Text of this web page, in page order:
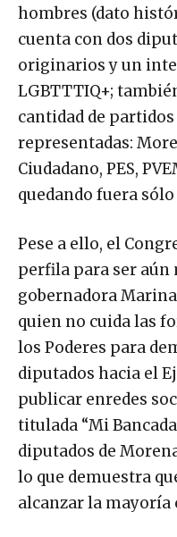
hombres (dato
cuenta con dos
originarios y un
LGBTTTIQ+;
cantidad de
representadas:
Ciudadano, PES,
quedando fuera sólo
Pese a ello, el
perfila para ser aún
gobernadora
quien no cuida las
los Poderes para
diputados hacia el
publicar enredes
titulada “Mi
diputados de
lo que demuestra
alcanzar la mayoría